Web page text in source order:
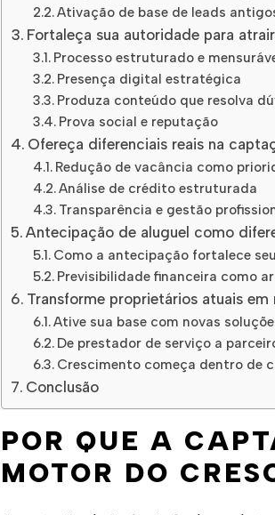
Ativação de base de leads
Fortaleça sua autoridade para
Processo estruturado e
Presença digital estratégica
Produza conteúdo que resolva
Prova social e reputação
Ofereça diferenciais reais na
Redução de vacância como
Análise de crédito estruturada
Transparência e gestão
Antecipação de aluguel como
Como a antecipação fortalece
Previsibilidade financeira como
Transforme proprietários atuais
Ative sua base com novas
De prestador de serviço a
Crescimento começa dentro de
Conclusão
POR QUE A
MOTOR DO